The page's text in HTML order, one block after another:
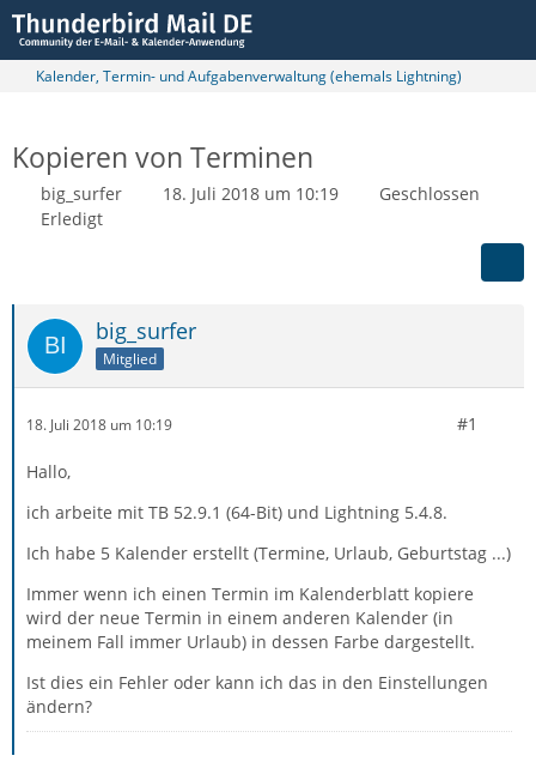
Kalender, Termin- und Aufgabenverwaltung (ehemals Lightning)
Kopieren von Terminen
big_surfer 18. Juli 2018 um 10:19
Geschlossen
Erledigt
big_surfer
Mitglied
18. Juli 2018 um 10:19 #1
Hallo,
ich arbeite mit TB 52.9.1 (64-Bit) und Lightning 5.4.8.
Ich habe 5 Kalender erstellt (Termine, Urlaub, Geburtstag ...)
Immer wenn ich einen Termin im Kalenderblatt kopiere
wird der neue Termin in einem anderen Kalender (in
meinem Fall immer Urlaub) in dessen Farbe dargestellt.
Ist dies ein Fehler oder kann ich das in den Einstellungen
ändern?